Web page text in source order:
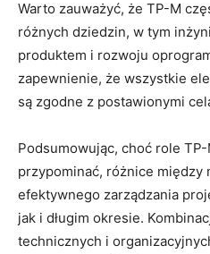
Warto ⁢zauważyć, że TP-M
‍różnych ‍dziedzin,⁣ w tym⁣
produktem i rozwoju
zapewnienie, że wszystkie
są zgodne z postawionymi
Podsumowując, choć role⁣
przypominać, różnice między
efektywnego‌ zarządzania‍
‌jak i długim⁢ okresie.
‍technicznych i